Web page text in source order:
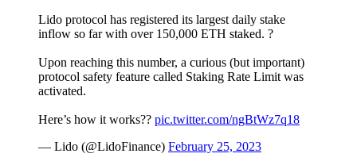
Lido protocol has registered its largest daily stake
inflow so far with over 150,000 ETH staked. ?
Upon reaching this number, a curious (but important)
protocol safety feature called Staking Rate Limit was
activated.
Here’s how it works?? pic.twitter.com/ngBtWz7q18
— Lido (@LidoFinance) February 25, 2023